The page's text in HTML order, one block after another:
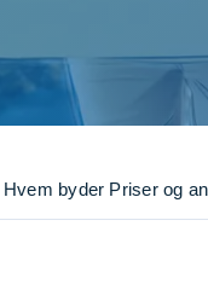
Hvem byder Priser og